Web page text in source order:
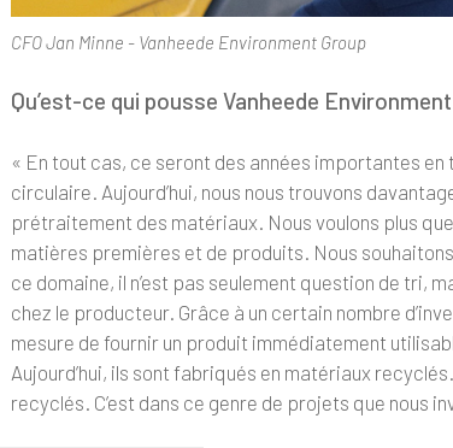
CFO Jan Minne - Vanheede Environment Group
Qu’est-ce qui pousse Vanheede
« En tout cas, ce seront des années importantes en
circulaire. Aujourd’hui, nous nous trouvons
prétraitement des matériaux. Nous voulons plus
matières premières et de produits. Nous
ce domaine, il n’est pas seulement question de
chez le producteur. Grâce à un certain nombre
mesure de fournir un produit immédiatement
Aujourd’hui, ils sont fabriqués en matériaux
recyclés. C’est dans ce genre de projets que nous